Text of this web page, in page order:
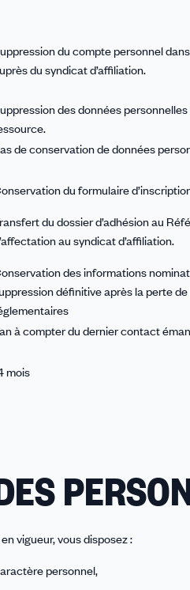
du compte personnel
du syndicat d’affiliation.
des données
de conservation de données
du formulaire
du dossier d’adhésion au
au syndicat d’affiliation.
des informations
définitive après la perte
à compter du dernier contact
mois
vigueur, vous disposez :
personnel,